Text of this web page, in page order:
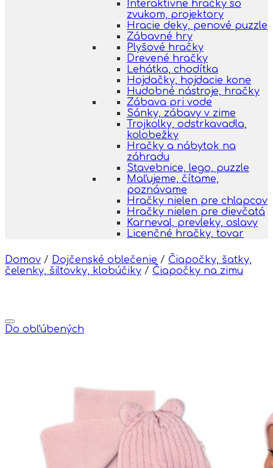
Interaktívne hračky so
zvukom, projektory
Hracie deky, penové puzzle
Zábavné hry
Plyšové hračky
Drevené hračky
Lehátka, chodítka
Hojdačky, hojdacie kone
Hudobné nástroje, hračky
Zábava pri vode
Sánky, zábavy v zime
Trojkolky, odstrkavadla,
kolobežky
Hračky a nábytok na
záhradu
Stavebnice, lego, puzzle
Maľujeme, čítame,
poznávame
Hračky nielen pre chlapcov
Hračky nielen pre dievčatá
Karneval, prevleky, oslavy
Licenčné hračky, tovar
Domov / Dojčenské oblečenie / Čiapočky, šatky,
čelenky, šiltovky, klobúčiky / Čiapočky na zimu
Do obľúbených